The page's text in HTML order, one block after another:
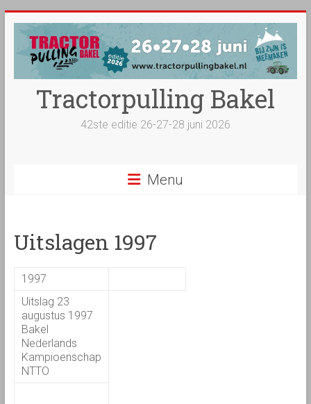
naar
inhoud
Tractorpulling Bakel
42ste editie 26-27-28 juni 2026
Menu
Uitslagen 1997
1997
Uitslag 23
augustus 1997
Bakel
Nederlands
Kampioenschap
NTTO